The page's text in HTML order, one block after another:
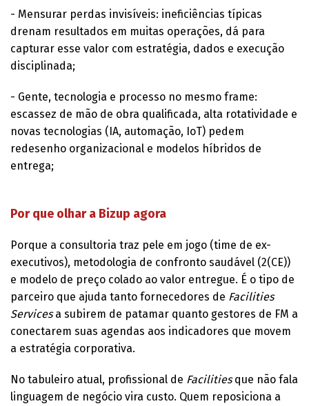
- Mensurar perdas invisíveis: ineficiências típicas
drenam resultados em muitas operações, dá para
capturar esse valor com estratégia, dados e execução
disciplinada;
- Gente, tecnologia e processo no mesmo frame:
escassez de mão de obra qualificada, alta rotatividade e
novas tecnologias (IA, automação, IoT) pedem
redesenho organizacional e modelos híbridos de
entrega;
Por que olhar a Bizup agora
Porque a consultoria traz pele em jogo (time de ex-
executivos), metodologia de confronto saudável (2(CE))
e modelo de preço colado ao valor entregue. É o tipo de
parceiro que ajuda tanto fornecedores de Facilities
Servicesa subirem de patamar quanto gestores de FM a
conectarem suas agendas aos indicadores que movem
a estratégia corporativa.
No tabuleiro atual, profissional de Facilitiesque não fala
linguagem de negócio vira custo. Quem reposiciona a